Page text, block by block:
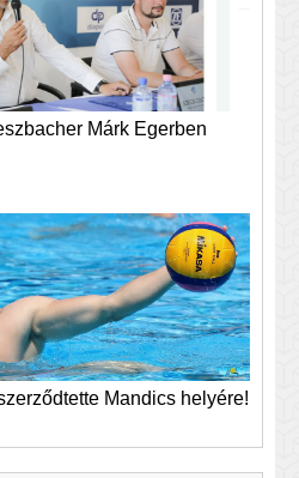
Márk Egerben
Mandics helyére!